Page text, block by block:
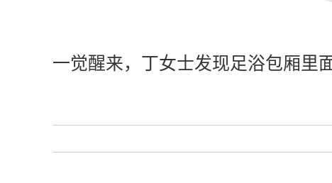
一觉醒来，丁女士发现足浴包厢里